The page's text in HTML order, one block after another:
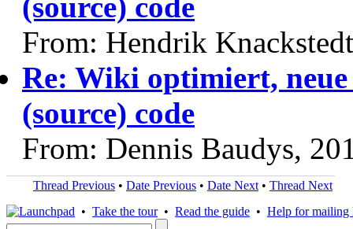
From: Hendrik
Re: Wiki optimiert, neue
(source) code
From: Dennis Baudys,
Thread Previous • Date Previous • Date Next • Thread Next
• Take the tour• Read the guide • Help for mailing